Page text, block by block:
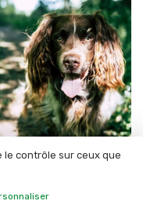
Chiens de chasse au sanglier •
12/06/2025
exceptionnel
le contrôle sur ceux que